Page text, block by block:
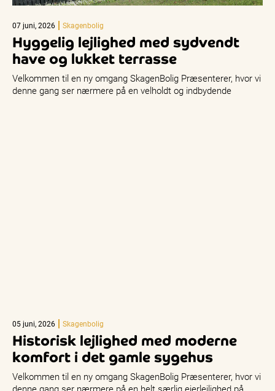
07 juni, 2026 Skagenbolig
Hyggelig lejlighed med sydvendt
have og lukket terrasse
Velkommen til en ny omgang SkagenBolig Præsenterer, hvor vi
denne gang ser nærmere på en velholdt og indbydende
05 juni, 2026 Skagenbolig
Historisk lejlighed med moderne
komfort i det gamle sygehus
Velkommen til en ny omgang SkagenBolig Præsenterer, hvor vi
denne gang ser nærmere på en helt særlig ejerlejlighed på